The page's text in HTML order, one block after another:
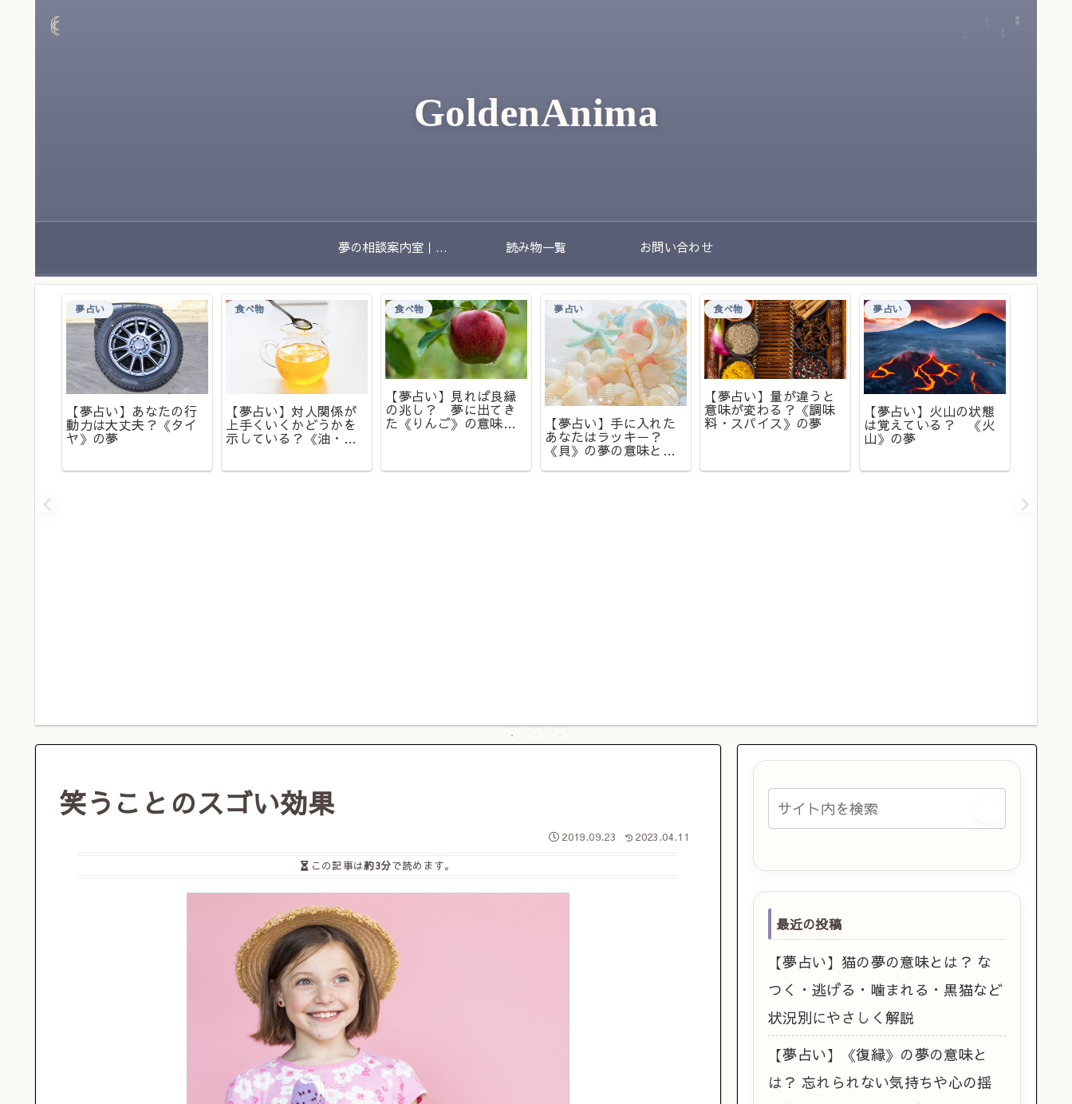
GoldenAnima
夢の相談案内室｜夢のあとに残る不安や迷いをやさしく整理する場所 読み物一覧 お問い合わせ
夢占い
【夢占い】あなたの行
動力は大丈夫？《タイ
ヤ》の夢
食べ物
【夢占い】対人関係が
上手くいくかどうかを
示している？《油・オ
食べ物
【夢占い】見れば良縁
の兆し？ 夢に出てき
た《りんご》の意味と
は？
夢占い
【夢占い】手に入れた
あなたはラッキー？
《貝》の夢の意味と
は？
食べ物
【夢占い】量が違うと
意味が変わる？《調味
料・スパイス》の夢
夢占い
【夢占い】火山の状態
は覚えている？ 《火
山》の夢
笑うことのスゴい効果
2019.09.23 2023.04.11
この記事は約3分で読めます。
最近の投稿
【夢占い】猫の夢の意味とは？ な
つく・逃げる・噛まれる・黒猫など
状況別にやさしく解説
【夢占い】《復縁》の夢の意味と
は？ 忘れられない気持ちや心の揺